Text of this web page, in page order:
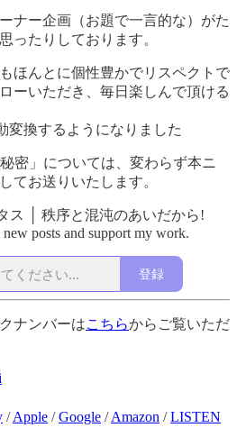
ナー企画（お題で一言的な）がた
ったりしております。
ほんとに個性豊かでリスペクトで
ーいただき、毎日楽しんで頂ける
変換するようになりました
密」については、変わらず本ニ
てお送りいたします。
ス │ 秩序と混沌のあいだから!
posts and support my work.
登録
ナンバーはこちらからご覧いただ
/Apple /Google /Amazon /LISTEN